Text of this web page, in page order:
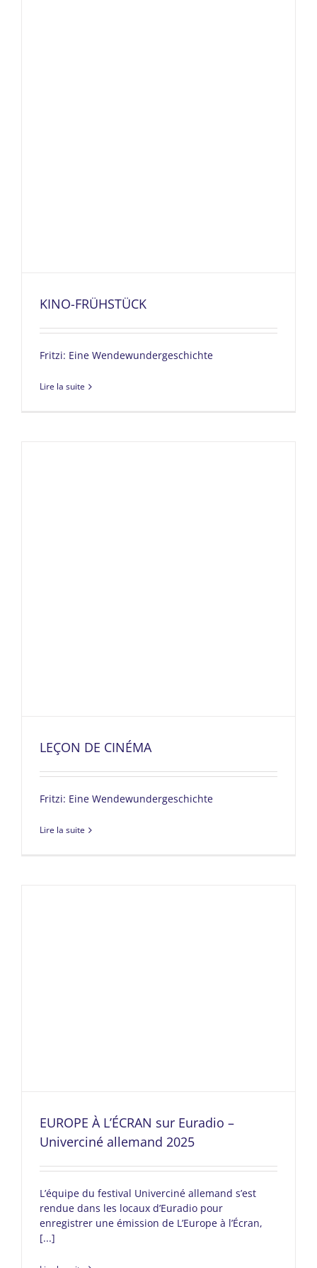
KINO-FRÜHSTÜCK
Fritzi: Eine Wendewundergeschichte
Lire la suite
LEÇON DE CINÉMA
Fritzi: Eine Wendewundergeschichte
Lire la suite
EUROPE À L’ÉCRAN sur Euradio –
Univerciné allemand 2025
L’équipe du festival Univerciné allemand s’est
rendue dans les locaux d’Euradio pour
enregistrer une émission de L’Europe à l’Écran,
[...]